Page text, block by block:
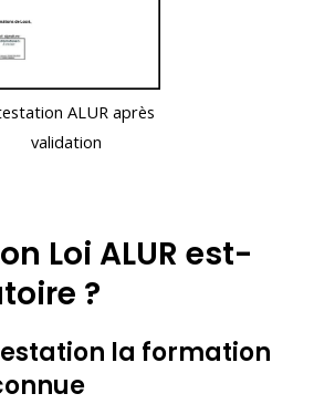
ALUR après
validation
Loi ALUR est-
?
la formation